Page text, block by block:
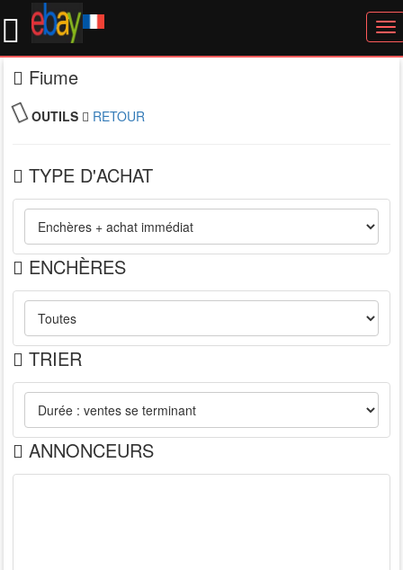
Fiume
OUTILS RETOUR
TYPE D'ACHAT
ENCHÈRES
TRIER
ANNONCEURS